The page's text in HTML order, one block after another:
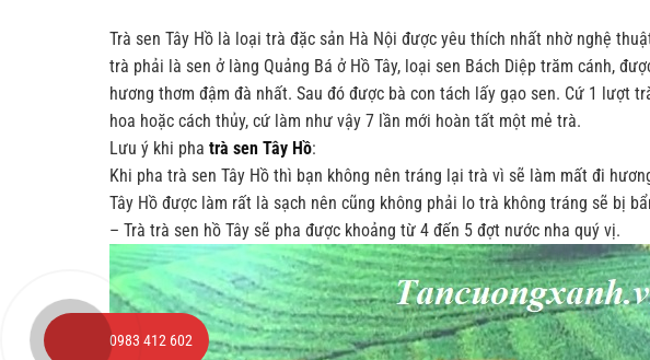
Trà sen Tây Hồ là loại trà đặc sản Hà Nội được yêu thích nhất nhờ nghệ
trà phải là sen ở làng Quảng Bá ở Hồ Tây, loại sen Bách Diệp trăm cánh,
hương thơm đậm đà nhất. Sau đó được bà con tách lấy gạo sen. Cứ 1 lượt
hoa hoặc cách thủy, cứ làm như vậy 7 lần mới hoàn tất một mẻ trà.
Lưu ý khi pha trà sen Tây Hồ:
Khi pha trà sen Tây Hồ thì bạn không nên tráng lại trà vì sẽ làm mất đi
Tây Hồ được làm rất là sạch nên cũng không phải lo trà không tráng sẽ bị
– Trà trà sen hồ Tây sẽ pha được khoảng từ 4 đến 5 đợt nước nha quý vị.
0983 412 602